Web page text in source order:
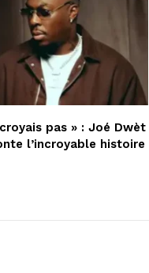
croyais pas » : Joé Dwèt
l’incroyable histoire